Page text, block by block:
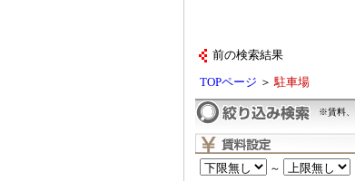
前の検索結果
TOPページ ＞駐車場
※賃料、
～